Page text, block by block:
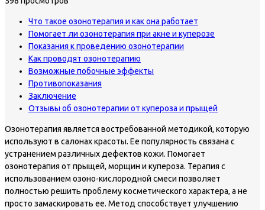
Что такое озонотерапия и как она работает
Помогает ли озонотерапия при акне и куперозе
Показания к проведению озонотерапии
Как проводят озонотерапию
Возможные побочные эффекты
Противопоказания
Заключение
Отзывы об озонотерапии от купероза и прыщей
Озонотерапия является востребованной методикой, которую
используют в салонах красоты. Ее популярность связана с
устранением различных дефектов кожи. Помогает
озонотерапия от прыщей, морщин и купероза. Терапия с
использованием озоно-кислородной смеси позволяет
полностью решить проблему косметического характера, а не
просто замаскировать ее. Метод способствует улучшению